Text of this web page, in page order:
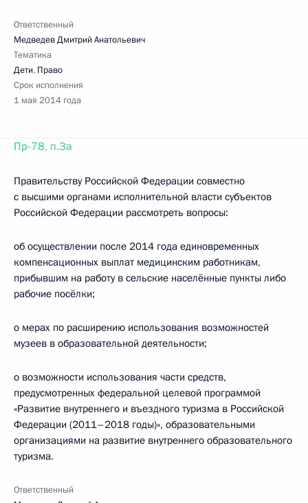
Ответственный
Медведев Дмитрий Анатольевич
Тематика
Дети, Право
Срок исполнения
1 мая 2014 года
Пр-78, п.3а
Правительству Российской Федерации совместно
с высшими органами исполнительной власти субъектов
Российской Федерации рассмотреть вопросы:
об осуществлении после 2014 года единовременных
компенсационных выплат медицинским работникам,
прибывшим на работу в сельские населённые пункты либо
рабочие посёлки;
о мерах по расширению использования возможностей
музеев в образовательной деятельности;
о возможности использования части средств,
предусмотренных федеральной целевой программой
«Развитие внутреннего и въездного туризма в Российской
Федерации (2011–2018 годы)», образовательными
организациями на развитие внутреннего образовательного
туризма.
Ответственный